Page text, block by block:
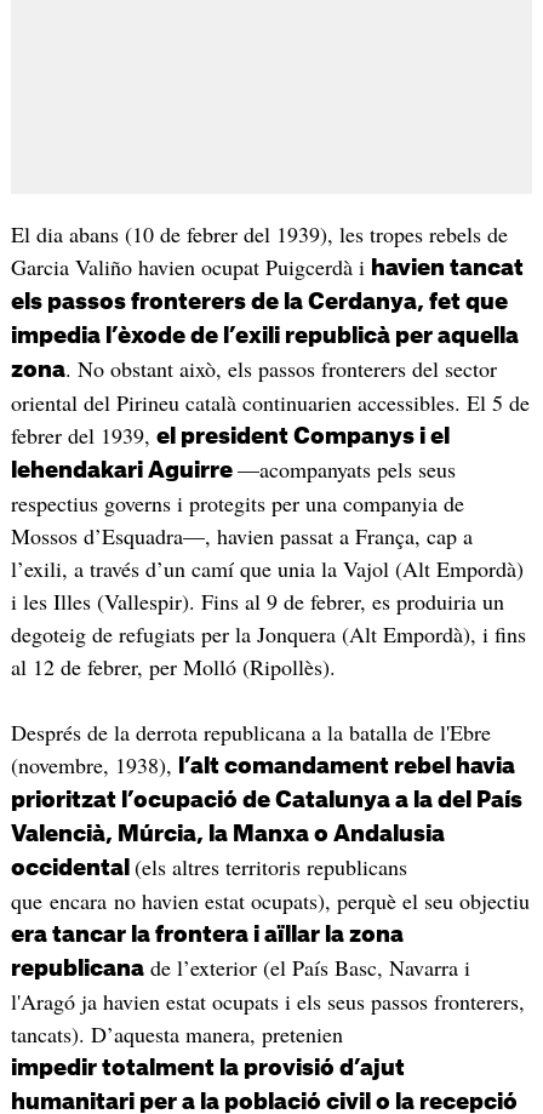
El dia abans (10 de febrer del 1939), les tropes rebels de
Garcia Valiño havien ocupat Puigcerdà i havien tancat
els passos fronterers de la Cerdanya, fet que
impedia l’èxode de l’exili republicà per aquella
zona. No obstant això, els passos fronterers del sector
oriental del Pirineu català continuarien accessibles. El 5 de
febrer del 1939, el president Companys i el
lehendakari Aguirre —acompanyats pels seus
respectius governs i protegits per una companyia de
Mossos d’Esquadra—, havien passat a França, cap a
l’exili, a través d’un camí que unia la Vajol (Alt Empordà)
i les Illes (Vallespir). Fins al 9 de febrer, es produiria un
degoteig de refugiats per la Jonquera (Alt Empordà), i fins
al 12 de febrer, per Molló (Ripollès).
Després de la derrota republicana a la batalla de l'Ebre
(novembre, 1938),
l’alt comandament rebel havia
prioritzat l’ocupació de Catalunya a la del País
Valencià, Múrcia, la Manxa o Andalusia
occidental (els altres territoris republicans
que encara no havien estat ocupats), perquè el seu objectiu
era tancar la frontera i aïllar la zona
republicanade l’exterior (el País Basc, Navarra i
l'Aragó ja havien estat ocupats i els seus passos fronterers,
tancats). D’aquesta manera, pretenien
impedir totalment la provisió d’ajut
humanitari per a la població civil o la recepció